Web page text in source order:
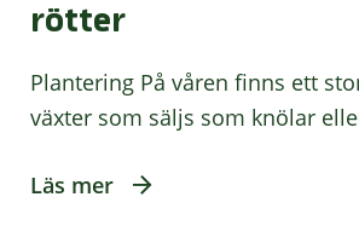
rötter
Plantering På våren finns ett
växter som säljs som knölar
Läs mer